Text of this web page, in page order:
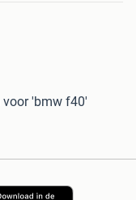
voor 'bmw f40'